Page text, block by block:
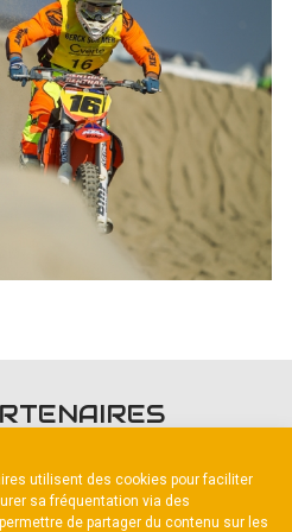
utilisent des cookies pour faciliter
sa fréquentation via des
de partager du contenu sur les